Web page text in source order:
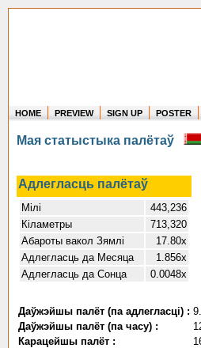
HOME PREVIEW SIGN UP POSTER
Мая статыстыка палётаў
Адлегласць палётаў
Мілі
443,236
Кіламетры
713,320
Абароты вакол Зямлі
17.80x
Адлегласць да Месяца
1.856x
Адлегласць да Сонца
0.0048x
Даўжэйшы палёт (па адлегласці) :
Даўжэйшы палёт (па часу) :
Карацейшы палёт :